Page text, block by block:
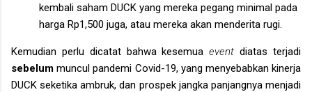
kembali saham DUCK yang mereka pegang minimal pada
harga Rp1,500 juga, atau mereka akan menderita rugi.
Kemudian perlu dicatat bahwa kesemuaeventdiatas terjadi
sebelummuncul pandemi Covid-19, yang menyebabkan kinerja
DUCK seketika ambruk, dan prospek jangka panjangnya menjadi